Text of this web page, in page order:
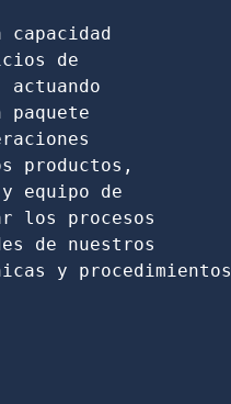
capacidad
de
productos,
equipo de
los procesos
de nuestros
y procedimientos